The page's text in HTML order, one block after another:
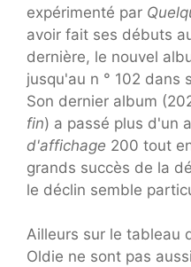
expérimenté par
avoir fait ses débuts
dernière, le nouvel
jusqu'au n ° 102 dans
Son dernier album
fin) a passé plus d'un
d'affichage 200 tout
grands succès de la
le déclin semble
Ailleurs sur le tableau
Oldie ne sont pas